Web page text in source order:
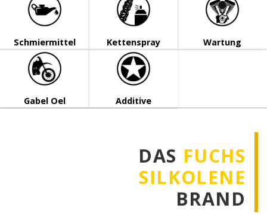
Schmiermittel Kettenspray Wartung
Gabel Oel Additive
DAS FUCHS
SILKOLENE
BRAND